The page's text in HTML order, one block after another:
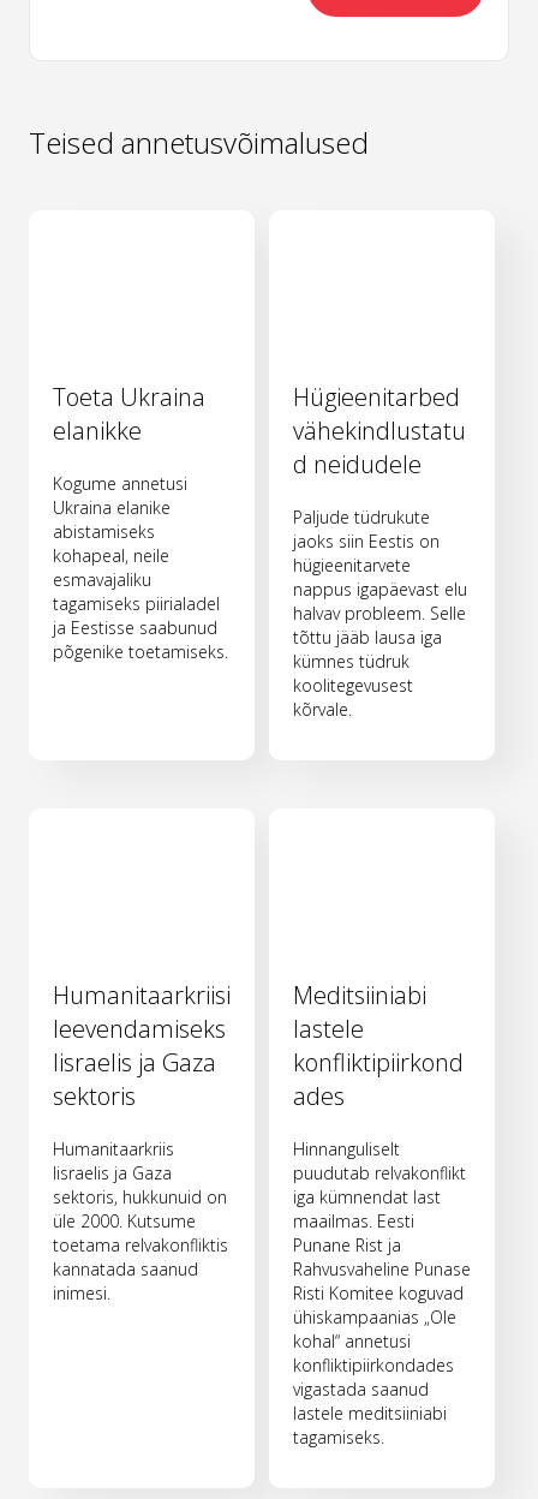
Teised annetusvõimalused
Toeta Ukraina
elanikke
Kogume annetusi
Ukraina elanike
abistamiseks
kohapeal, neile
esmavajaliku
tagamiseks piirialadel
ja Eestisse saabunud
põgenike toetamiseks.
Hügieenitarbed
vähekindlustatu
d neidudele
Paljude tüdrukute
jaoks siin Eestis on
hügieenitarvete
nappus igapäevast elu
halvav probleem. Selle
tõttu jääb lausa iga
kümnes tüdruk
koolitegevusest
kõrvale.
Humanitaarkriisi
leevendamiseks
Iisraelis ja Gaza
sektoris
Humanitaarkriis
Iisraelis ja Gaza
sektoris, hukkunuid on
üle 2000. Kutsume
toetama relvakonfliktis
kannatada saanud
inimesi.
Meditsiiniabi
lastele
konfliktipiirkond
ades
Hinnanguliselt
puudutab relvakonflikt
iga kümnendat last
maailmas. Eesti
Punane Rist ja
Rahvusvaheline Punase
Risti Komitee koguvad
ühiskampaanias „Ole
kohal“ annetusi
konfliktipiirkondades
vigastada saanud
lastele meditsiiniabi
tagamiseks.